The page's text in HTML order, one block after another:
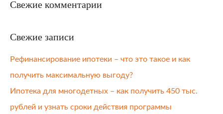
Свежие комментарии
Свежие записи
Рефинансирование ипотеки – что это такое и как
получить максимальную выгоду?
Ипотека для многодетных – как получить 450 тыс.
рублей и узнать сроки действия программы